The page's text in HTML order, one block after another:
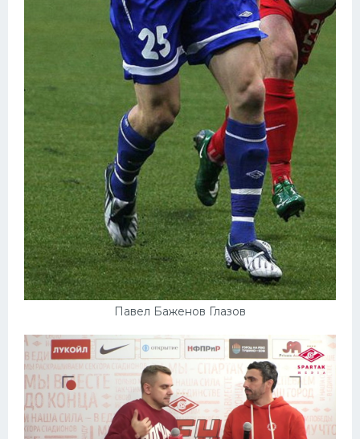
Павел Баженов Глазов